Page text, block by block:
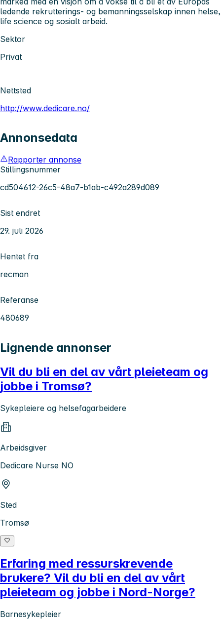
ledende rekrutterings- og bemanningsselskap innen helse,
life science og sosialt arbeid.
Sektor
Privat
Nettsted
http://www.dedicare.no/
Annonsedata
Rapporter annonse
Stillingsnummer
cd504612-26c5-48a7-b1ab-c492a289d089
Sist endret
29. juli 2026
Hentet fra
recman
Referanse
480689
Lignende annonser
Vil du bli en del av vårt pleieteam og
jobbe i Tromsø?
Sykepleiere og helsefagarbeidere
Arbeidsgiver
Dedicare Nurse NO
Sted
Tromsø
Erfaring med ressurskrevende
brukere? Vil du bli en del av vårt
pleieteam og jobbe i Nord-Norge?
Barnesykepleier